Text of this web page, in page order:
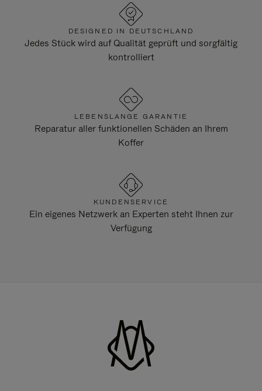
DESIGNED IN DEUTSCHLAND
Jedes Stück wird auf Qualität geprüft und sorgfältig
kontrolliert
LEBENSLANGE GARANTIE
Reparatur aller funktionellen Schäden an Ihrem
Koffer
KUNDENSERVICE
Ein eigenes Netzwerk an Experten steht Ihnen zur
Verfügung